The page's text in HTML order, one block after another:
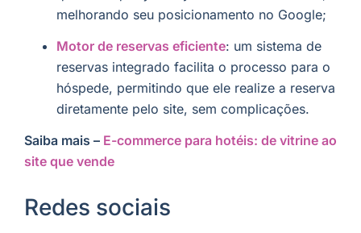
melhorando seu posicionamento no Google;
Motor de reservas eficiente: um sistema de
reservas integrado facilita o processo para o
hóspede, permitindo que ele realize a reserva
diretamente pelo site, sem complicações.
Saiba mais – E-commerce para hotéis: de vitrine ao
site que vende
Redes sociais